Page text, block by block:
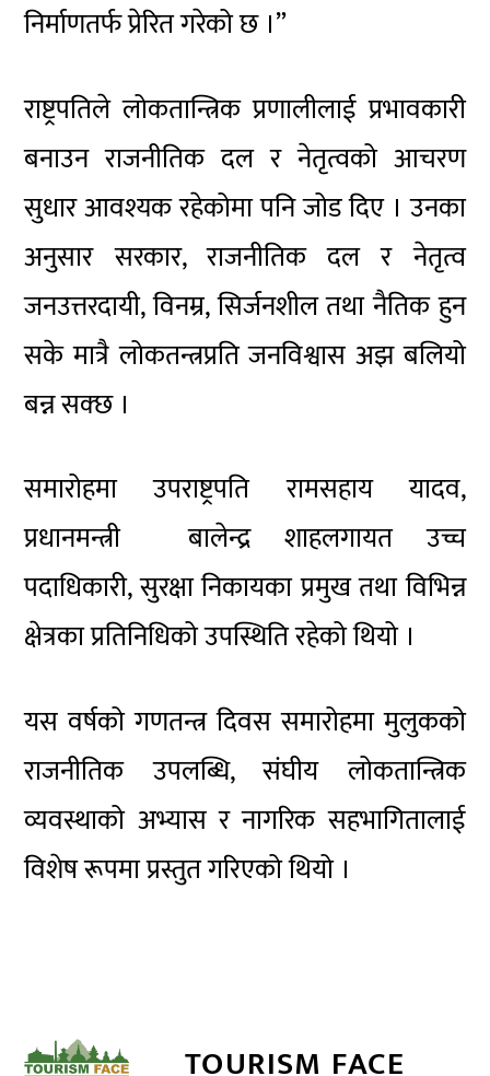
निर्माणतर्फ प्रेरित गरेको छ ।”
राष्ट्रपतिले लोकतान्त्रिक प्रणालीलाई प्रभावकारी
बनाउन राजनीतिक दल र नेतृत्वको आचरण
सुधार आवश्यक रहेकोमा पनि जोड दिए । उनका
अनुसार सरकार, राजनीतिक दल र नेतृत्व
जनउत्तरदायी, विनम्र, सिर्जनशील तथा नैतिक हुन
सके मात्रै लोकतन्त्रप्रति जनविश्वास अझ बलियो
बन्न सक्छ ।
समारोहमा उपराष्ट्रपति रामसहाय यादव,
प्रधानमन्त्री बालेन्द्र शाहलगायत उच्च
पदाधिकारी, सुरक्षा निकायका प्रमुख तथा विभिन्न
क्षेत्रका प्रतिनिधिको उपस्थिति रहेको थियो ।
यस वर्षको गणतन्त्र दिवस समारोहमा मुलुकको
राजनीतिक उपलब्धि, संघीय लोकतान्त्रिक
व्यवस्थाको अभ्यास र नागरिक सहभागितालाई
विशेष रूपमा प्रस्तुत गरिएको थियो ।
TOURISM FACE